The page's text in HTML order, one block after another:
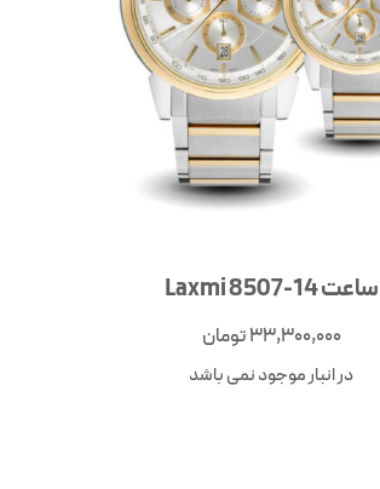
ساعت Laxmi 8507-14
33,300,000تومان
در انبار موجود نمی باشد